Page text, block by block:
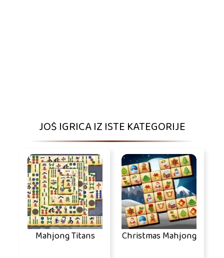
JOŠ IGRICA IZ ISTE KATEGORIJE
Mahjong Titans Christmas Mahjong